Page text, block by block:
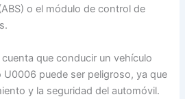
o el módulo de control de
que conducir un vehículo
puede ser peligroso, ya que
y la seguridad del automóvil.